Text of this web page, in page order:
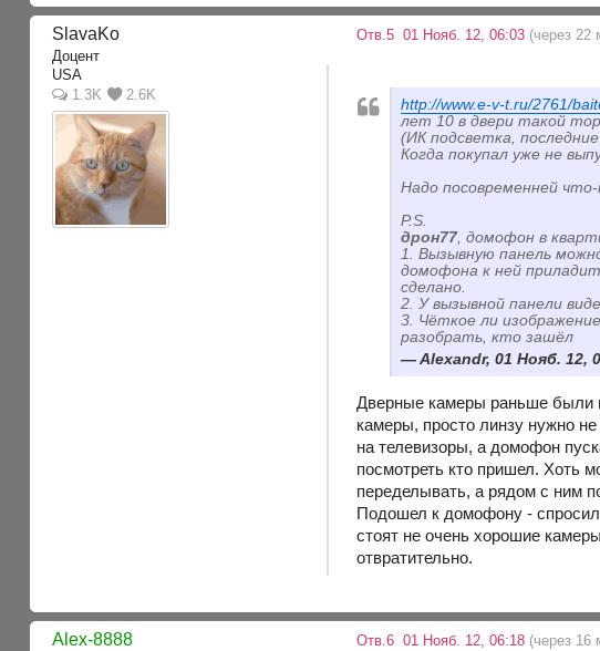
SlavaKo
Доцент
USA
1.3K
2.6K
Отв.5 01 Нояб. 12, 06:03 (через 22
http://www.e-v-t.ru/2761/
лет 10 в двери такой
(ИК подсветка,
Когда покупал уже не
Надо посовременней
P.S.
дрон77, домофон в
1. Вызывную панель
домофона к ней
сделано.
2. У вызывной панели
3. Чёткое ли
разобрать, кто зашёл
Alexandr, 01 Нояб. 12,
Дверные камеры раньше были
камеры, просто линзу нужно
на телевизоры, а домофон
посмотреть кто пришел. Хоть
переделывать, а рядом с ним
Подошел к домофону - спросил
стоят не очень хорошие
отвратительно.
Alex-8888 Отв.6 01 Нояб. 12, 06:18 (через 16